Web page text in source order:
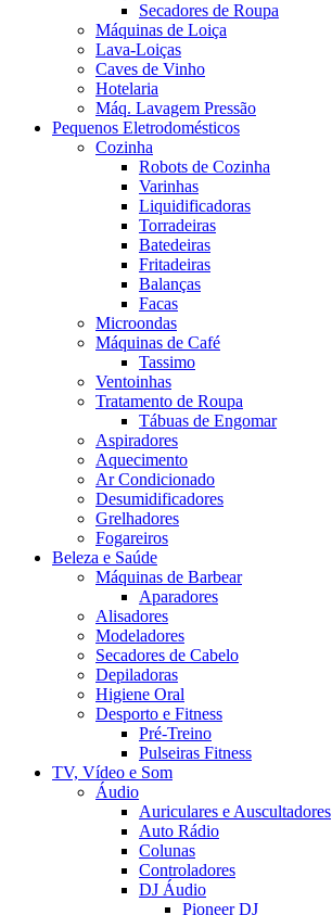
Secadores de Roupa
Máquinas de Loiça
Lava-Loiças
Caves de Vinho
Hotelaria
Máq. Lavagem Pressão
Pequenos Eletrodomésticos
Cozinha
Robots de Cozinha
Varinhas
Liquidificadoras
Torradeiras
Batedeiras
Fritadeiras
Balanças
Facas
Microondas
Máquinas de Café
Tassimo
Ventoinhas
Tratamento de Roupa
Tábuas de Engomar
Aspiradores
Aquecimento
Ar Condicionado
Desumidificadores
Grelhadores
Fogareiros
Beleza e Saúde
Máquinas de Barbear
Aparadores
Alisadores
Modeladores
Secadores de Cabelo
Depiladoras
Higiene Oral
Desporto e Fitness
Pré-Treino
Pulseiras Fitness
TV, Vídeo e Som
Áudio
Auriculares e Auscultadores
Auto Rádio
Colunas
Controladores
DJ Áudio
Pioneer DJ